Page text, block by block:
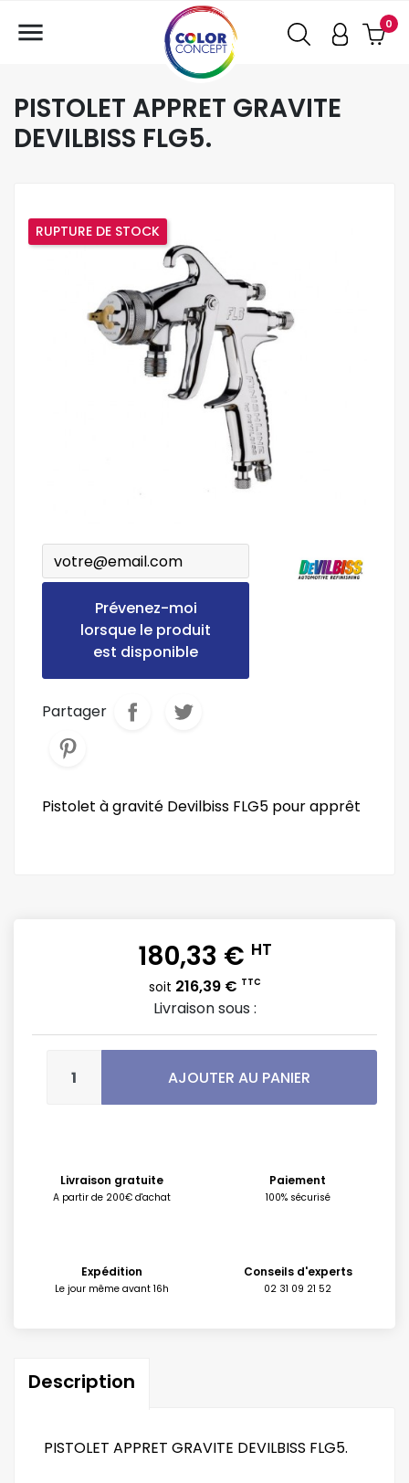
0

PISTOLET APPRET GRAVITE
DEVILBISS FLG5.
RUPTURE DE STOCK
Prévenez-moi
lorsque le produit
est disponible
Partager
Pistolet à gravité Devilbiss FLG5 pour apprêt
180,33 € HT
soit 216,39 € TTC
Livraison sous :
AJOUTER AU PANIER
Livraison gratuite
A partir de 200€ d'achat
Paiement
100% sécurisé
Expédition
Le jour même avant 16h
Conseils d'experts
02 31 09 21 52
Description
PISTOLET APPRET GRAVITE DEVILBISS FLG5.